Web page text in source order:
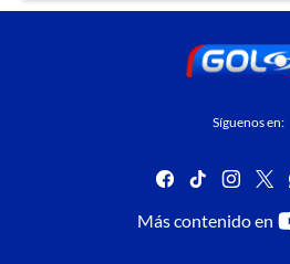
Síguenos en:
facebook
tiktok
Más contenido en